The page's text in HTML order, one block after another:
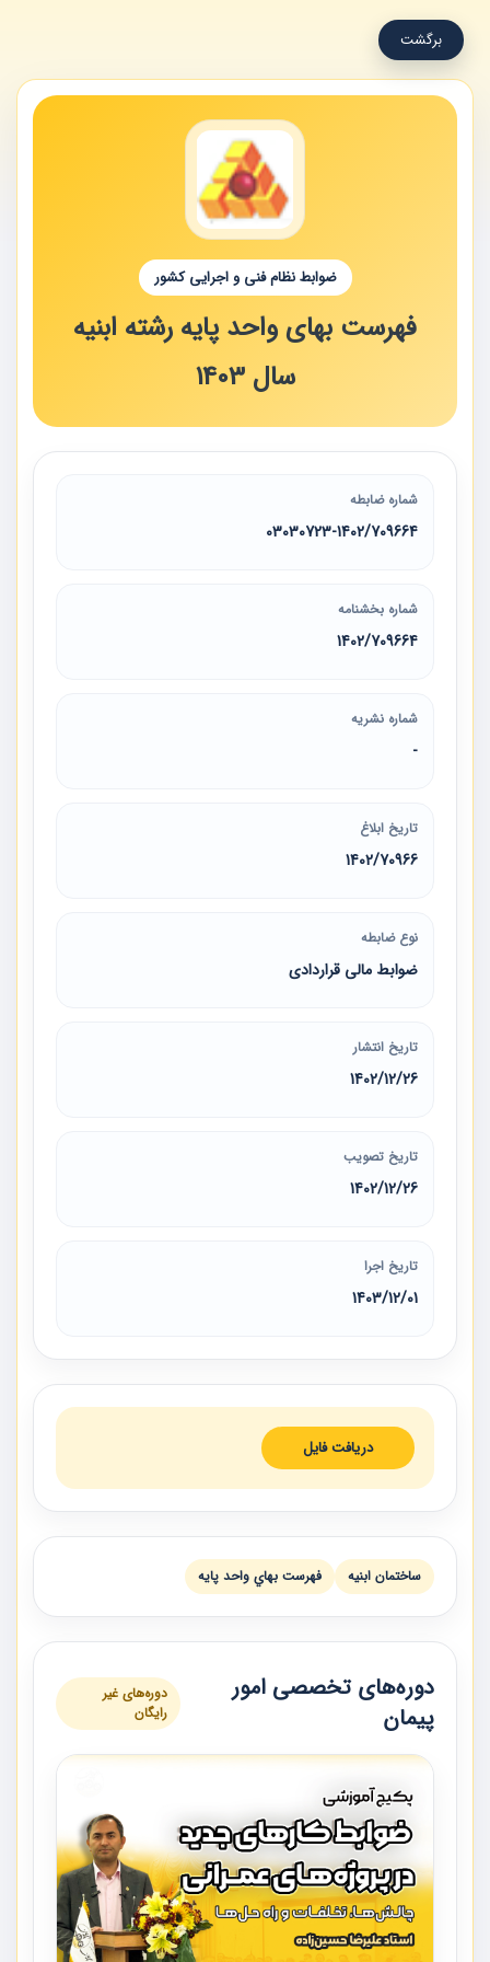
برگشت
ضوابط نظام فنی و اجرایی کشور
فهرست بهای واحد پایه رشته ابنیه
سال 1403
شماره ضابطه
03030723-1402/709664
شماره بخشنامه
1402/709664
شماره نشریه
-
تاریخ ابلاغ
1402/70966
نوع ضابطه
ضوابط مالی قراردادی
تاریخ انتشار
1402/12/26
تاریخ تصویب
1402/12/26
تاریخ اجرا
1403/12/01
دریافت فایل
ساختمان ابنيه فهرست بهاي واحد پايه
دوره‌های تخصصی امور
پیمان
دوره‌های غیر
رایگان